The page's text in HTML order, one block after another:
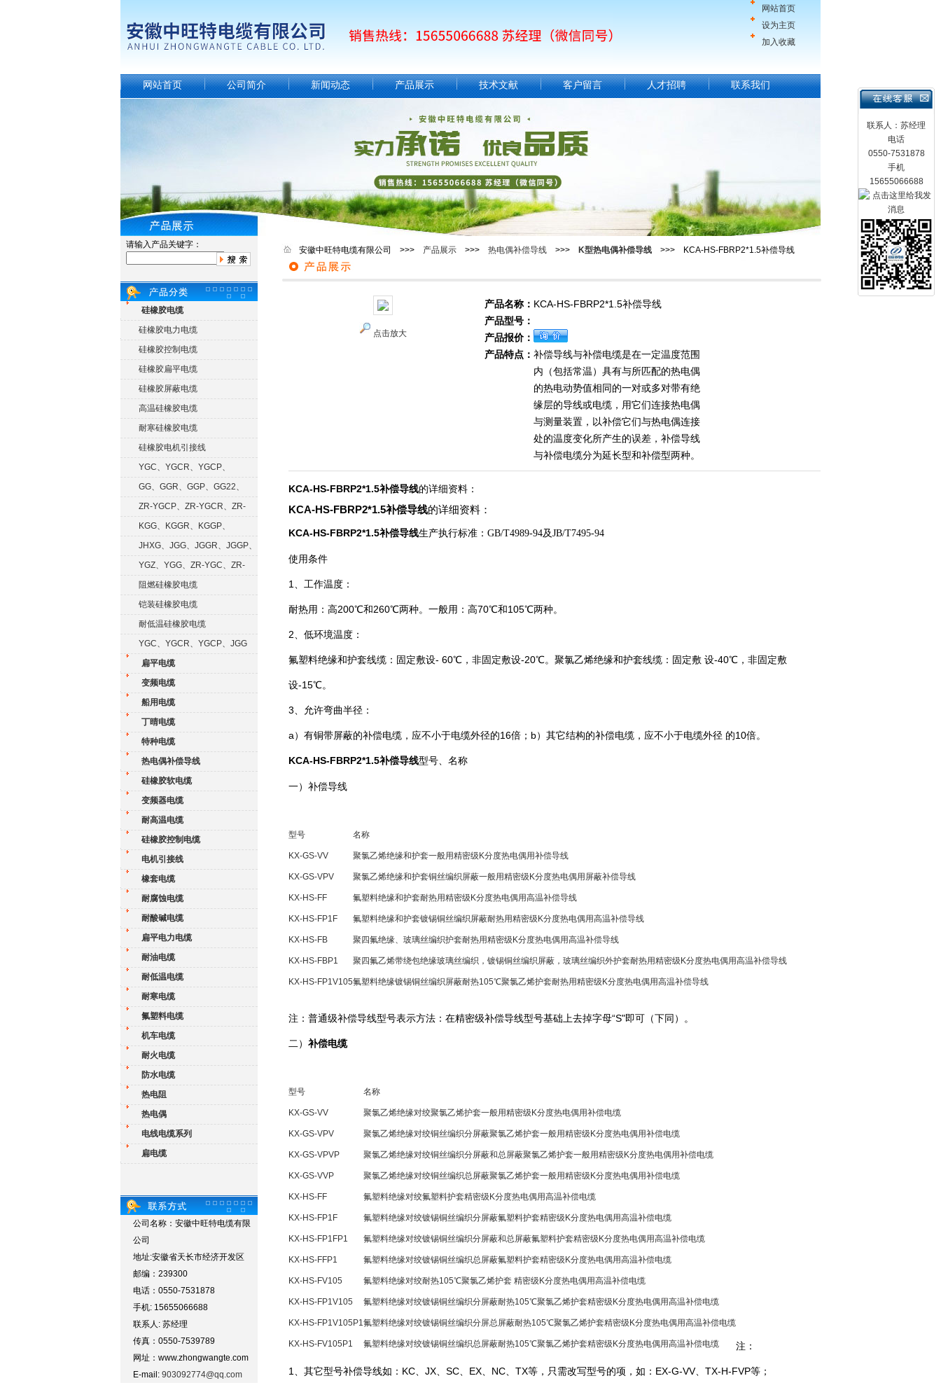
网站首页
设为主页
加入收藏
联系人：苏经理
电话
0550-7531878
手机
15655066688
网站首页 公司简介 新闻动态 产品展示 技术文献 客户留言 人才招聘 联系我们
请输入产品关键字：
硅橡胶电缆
硅橡胶电力电缆
硅橡胶控制电缆
硅橡胶扁平电缆
硅橡胶屏蔽电缆
高温硅橡胶电缆
耐寒硅橡胶电缆
硅橡胶电机引接线
YGC、YGCR、YGCP、
YGCRP
GG、GGR、GGP、GG22、
GGRP
ZR-YGCP、ZR-YGCR、ZR-
YGCRP
KGG、KGGR、KGGP、
KGGRP
JHXG、JGG、JGGR、JGGP、
JGGFYGZ、YGG、ZR-YGC、ZR-
KGG阻燃硅橡胶电缆
铠装硅橡胶电缆
耐低温硅橡胶电缆
YGC、YGCR、YGCP、JGG
扁平电缆
变频电缆
船用电缆
丁晴电缆
特种电缆
热电偶补偿导线
硅橡胶软电缆
变频器电缆
耐高温电缆
硅橡胶控制电缆
电机引接线
橡套电缆
耐腐蚀电缆
耐酸碱电缆
扁平电力电缆
耐油电缆
耐低温电缆
耐寒电缆
氟塑料电缆
机车电缆
耐火电缆
防水电缆
热电阻
热电偶
电线电缆系列
扁电缆
公司名称：安徽中旺特电缆有限
公司
地址:安徽省天长市经济开发区
邮编：239300
电话：0550-7531878
手机: 15655066688
联系人: 苏经理
传真：0550-7539789
网址：www.zhongwangte.com
E-mail: 903092774@qq.com
安徽中旺特电缆有限公司 >>> 产品展示 >>> 热电偶补偿导线 >>> K型热电偶补偿导线 >>> KCA-HS-FBRP2*1.5补偿导线
点击放大
产品名称： KCA-HS-FBRP2*1.5补偿导线
产品型号：
产品报价：
产品特点： 补偿导线与补偿电缆是在一定温度范围
内（包括常温）具有与所匹配的热电偶
的热电动势值相同的一对或多对带有绝
缘层的导线或电缆，用它们连接热电偶
与测量装置，以补偿它们与热电偶连接
处的温度变化所产生的误差，补偿导线
与补偿电缆分为延长型和补偿型两种。
KCA-HS-FBRP2*1.5补偿导线的详细资料：
KCA-HS-FBRP2*1.5补偿导线的详细资料：
KCA-HS-FBRP2*1.5补偿导线生产执行标准：GB/T4989-94及JB/T7495-94
使用条件
1、工作温度：
耐热用：高200℃和260℃两种。一般用：高70℃和105℃两种。
2、低环境温度：
氟塑料绝缘和护套线缆：固定敷设- 60℃，非固定敷设-20℃。聚氯乙烯绝缘和护套线缆：固定敷 设-40℃，非固定敷
设-15℃。
3、允许弯曲半径：
a）有铜带屏蔽的补偿电缆，应不小于电缆外径的16倍；b）其它结构的补偿电缆，应不小于电缆外径 的10倍。
KCA-HS-FBRP2*1.5补偿导线型号、名称
一）补偿导线
型号 名称
KX-GS-VV 聚氯乙烯绝缘和护套一般用精密级K分度热电偶用补偿导线
KX-GS-VPV 聚氯乙烯绝缘和护套铜丝编织屏蔽一般用精密级K分度热电偶用屏蔽补偿导线
KX-HS-FF 氟塑料绝缘和护套耐热用精密级K分度热电偶用高温补偿导线
KX-HS-FP1F 氟塑料绝缘和护套镀锡铜丝编织屏蔽耐热用精密级K分度热电偶用高温补偿导线
KX-HS-FB 聚四氟绝缘、玻璃丝编织护套耐热用精密级K分度热电偶用高温补偿导线
KX-HS-FBP1 聚四氟乙烯带绕包绝缘玻璃丝编织，镀锡铜丝编织屏蔽，玻璃丝编织外护套耐热用精密级K分度热电偶用高温补偿导线
KX-HS-FP1V105氟塑料绝缘镀锡铜丝编织屏蔽耐热105℃聚氯乙烯护套耐热用精密级K分度热电偶用高温补偿导线
注：普通级补偿导线型号表示方法：在精密级补偿导线型号基础上去掉字母“S"即可（下同）。
二） 补偿电缆
型号 名称
KX-GS-VV 聚氯乙烯绝缘对绞聚氯乙烯护套一般用精密级K分度热电偶用补偿电缆
KX-GS-VPV 聚氯乙烯绝缘对绞铜丝编织分屏蔽聚氯乙烯护套一般用精密级K分度热电偶用补偿电缆
KX-GS-VPVP 聚氯乙烯绝缘对绞铜丝编织分屏蔽和总屏蔽聚氯乙烯护套一般用精密级K分度热电偶用补偿电缆
KX-GS-VVP 聚氯乙烯绝缘对绞铜丝编织总屏蔽聚氯乙烯护套一般用精密级K分度热电偶用补偿电缆
KX-HS-FF 氟塑料绝缘对绞氟塑料护套精密级K分度热电偶用高温补偿电缆
KX-HS-FP1F 氟塑料绝缘对绞镀锡铜丝编织分屏蔽氟塑料护套精密级K分度热电偶用高温补偿电缆
KX-HS-FP1FP1 氟塑料绝缘对绞镀锡铜丝编织分屏蔽和总屏蔽氟塑料护套精密级K分度热电偶用高温补偿电缆
KX-HS-FFP1 氟塑料绝缘对绞镀锡铜丝编织总屏蔽氟塑料护套精密级K分度热电偶用高温补偿电缆
KX-HS-FV105 氟塑料绝缘对绞耐热105℃聚氯乙烯护套 精密级K分度热电偶用高温补偿电缆
KX-HS-FP1V105 氟塑料绝缘对绞镀锡铜丝编织分屏蔽耐热105℃聚氯乙烯护套精密级K分度热电偶用高温补偿电缆
KX-HS-FP1V105P1氟塑料绝缘对绞镀锡铜丝编织分屏总屏蔽耐热105℃聚氯乙烯护套精密级K分度热电偶用高温补偿电缆
KX-HS-FV105P1 氟塑料绝缘对绞镀锡铜丝编织总屏蔽耐热105℃聚氯乙烯护套精密级K分度热电偶用高温补偿电缆 注：
1、其它型号补偿导线如：KC、JX、SC、EX、NC、TX等，只需改写型号的项，如：EX-G-VV、TX-H-FVP等；